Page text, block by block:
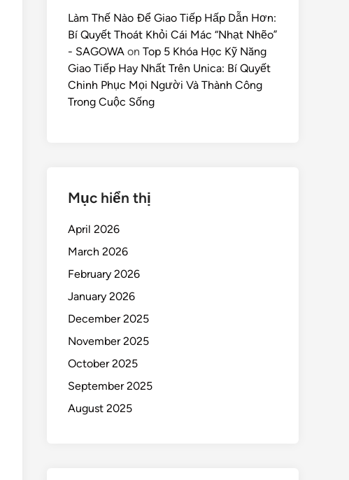
Làm Thế Nào Để Giao Tiếp Hấp Dẫn Hơn:
Bí Quyết Thoát Khỏi Cái Mác “Nhạt Nhẽo”
- SAGOWA on Top 5 Khóa Học Kỹ Năng
Giao Tiếp Hay Nhất Trên Unica: Bí Quyết
Chinh Phục Mọi Người Và Thành Công
Trong Cuộc Sống
Mục hiển thị
April 2026
March 2026
February 2026
January 2026
December 2025
November 2025
October 2025
September 2025
August 2025